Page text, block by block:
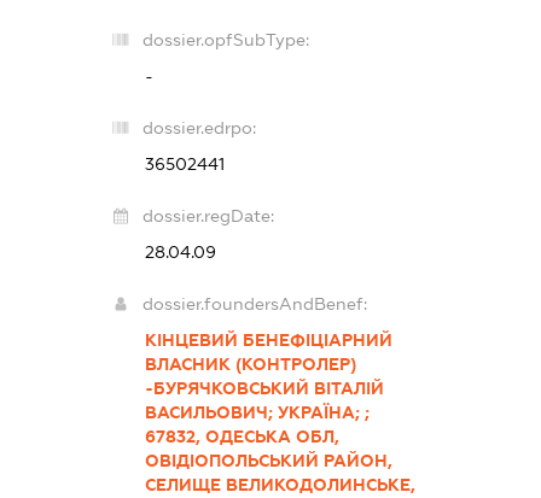
dossier.opfSubType:
-
dossier.edrpo:
36502441
dossier.regDate:
28.04.09
dossier.foundersAndBenef:
КІНЦЕВИЙ БЕНЕФІЦІАРНИЙ
ВЛАСНИК (КОНТРОЛЕР)
-БУРЯЧКОВСЬКИЙ ВІТАЛІЙ
ВАСИЛЬОВИЧ; УКРАЇНА; ;
67832, ОДЕСЬКА ОБЛ,
ОВІДІОПОЛЬСЬКИЙ РАЙОН,
СЕЛИЩЕ ВЕЛИКОДОЛИНСЬКЕ,